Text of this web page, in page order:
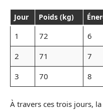
Jour Poids (kg)
1 72 6
2
71 7
3
70 8
À travers ces trois jours,